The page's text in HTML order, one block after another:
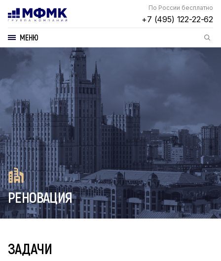
По России бесплатно
+7 (495) 122-22-62
МЕНЮ
РЕНОВАЦИЯ
ЗАДАЧИ